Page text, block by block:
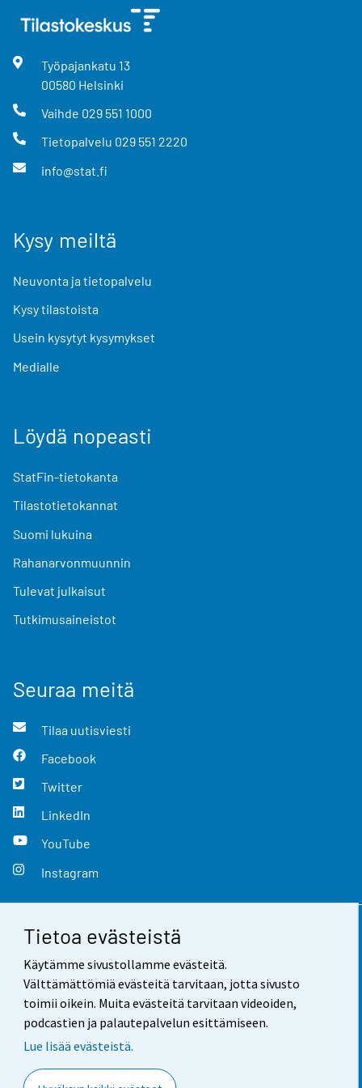
Tietoa evästeistä
Käytämme sivustollamme evästeitä.
Välttämättömiä evästeitä tarvitaan, jotta sivusto
toimii oikein. Muita evästeitä tarvitaan videoiden,
podcastien ja palautepalvelun esittämiseen.
Lue lisää evästeistä.
Työpajankatu 13
00580 Helsinki
Vaihde 029 551 1000
Tietopalvelu 029 551 2220
info@stat.fi
Kysy meiltä
Neuvonta ja tietopalvelu
Kysy tilastoista
Usein kysytyt kysymykset
Medialle
Löydä nopeasti
StatFin-tietokanta
Tilastotietokannat
Suomi lukuina
Rahanarvonmuunnin
Tulevat julkaisut
Tutkimusaineistot
Seuraa meitä
Tilaa uutisviesti
Facebook
Twitter
LinkedIn
YouTube
Instagram
Yhteystiedot
Palaute
Käyttöehdot
Saavutettavuus